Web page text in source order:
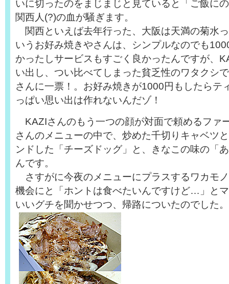
いに切ったのをまじまじと見ていると「ご飯に
関西人(?)の血が騒ぎます。
関西といえば去年行った、大阪は天満の菊水
いうお好み焼きやさんは、シンプルなのでも
かったしサービスもすごく良かったんですが、
い出し、つい比べてしまった貧乏性のワタクシ
さんに一票！。お好み焼きが1000円もしたらテ
っぱい思い出は作れないんだゾ！
KAZIさんのもう一つの顔が対面で頼めるファ
さんのメニューの中で、炒めた千切りキャベツ
ンドした「チーズドッグ」と、きなこの味の「
んです。
さすがに今夜のメニューにプラスするワカモ
機会にと「ホントは食べたいんですけど…」と
いいグチを聞かせつつ、帰路についたのでした。